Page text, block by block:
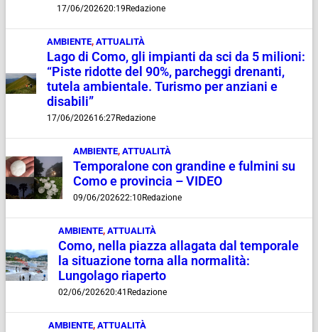
17/06/202620:19Redazione
AMBIENTE, ATTUALITÀ
Lago di Como, gli impianti da sci da 5 milioni:
“Piste ridotte del 90%, parcheggi drenanti,
tutela ambientale. Turismo per anziani e
disabili”
17/06/202616:27Redazione
AMBIENTE,ATTUALITÀ
Temporalone con grandine e fulmini su
Como e provincia – VIDEO
09/06/202622:10Redazione
AMBIENTE, ATTUALITÀ
Como, nella piazza allagata dal temporale
la situazione torna alla normalità:
Lungolago riaperto
02/06/202620:41 Redazione
AMBIENTE,ATTUALITÀ